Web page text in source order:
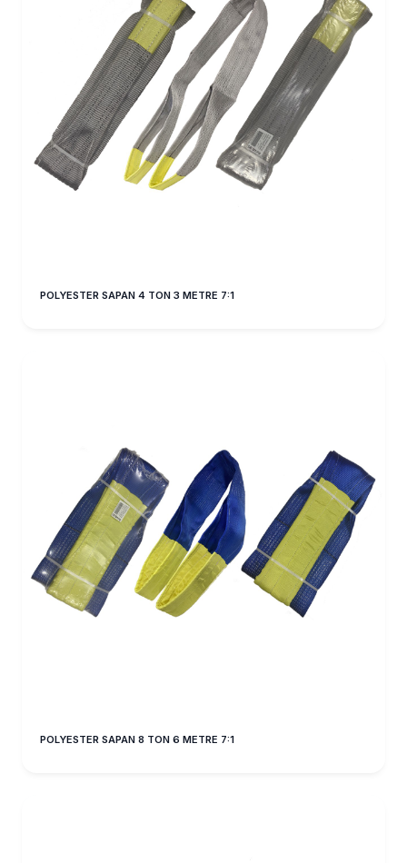
POLYESTER SAPAN 4 TON 3 METRE 7:1
POLYESTER SAPAN 8 TON 6 METRE 7:1